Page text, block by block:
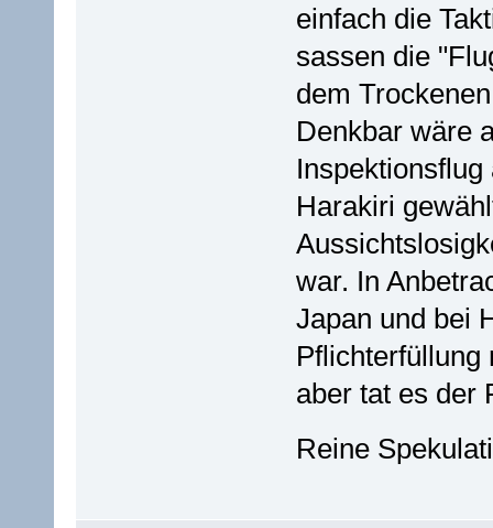
einfach die
sassen die
dem
Denkbar wäre
Harakiri
war. In
Japan und bei
Pflichterfüllung
aber tat es der
Reine